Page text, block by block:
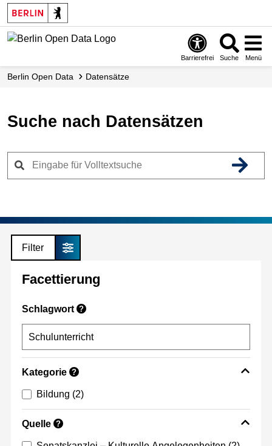
Skip
to
main
Barrierefrei Suche Menü
Berlin Open Data Datensätze
Suche nach Datensätzen
Filter
Facettierung
Schlagwort ?
Kategorie ?
Bildung (2)
Quelle ?